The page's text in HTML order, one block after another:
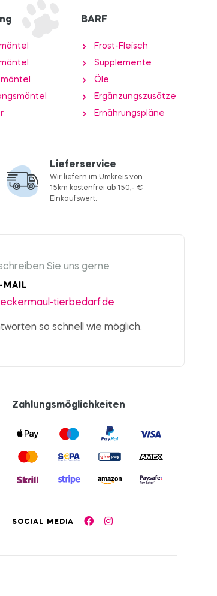
BARF
Frost-Fleisch
Supplemente
Öle
Ergänzungszusätze
Ernährungspläne
Lieferservice
Wir liefern im Umkreis von
15km kostenfrei ab 150,- €
Einkaufswert.
Sie uns gerne
MAIL
tierbedarf.de
so schnell wie möglich.
Zahlungsmöglichkeiten
SOCIAL MEDIA